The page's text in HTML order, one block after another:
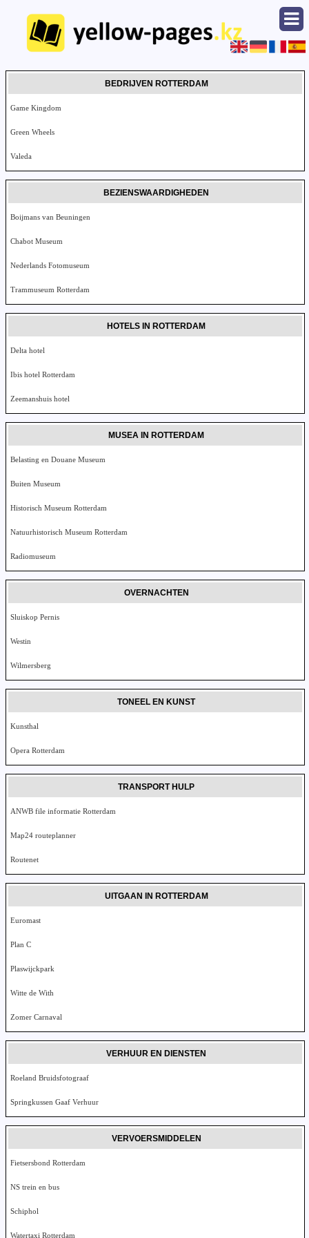
BEDRIJVEN ROTTERDAM
Game Kingdom
Green Wheels
Valeda
BEZIENSWAARDIGHEDEN
Boijmans van Beuningen
Chabot Museum
Nederlands Fotomuseum
Trammuseum Rotterdam
HOTELS IN ROTTERDAM
Delta hotel
Ibis hotel Rotterdam
Zeemanshuis hotel
MUSEA IN ROTTERDAM
Belasting en Douane Museum
Buiten Museum
Historisch Museum Rotterdam
Natuurhistorisch Museum Rotterdam
Radiomuseum
OVERNACHTEN
Sluiskop Pernis
Westin
Wilmersberg
TONEEL EN KUNST
Kunsthal
Opera Rotterdam
TRANSPORT HULP
ANWB file informatie Rotterdam
Map24 routeplanner
Routenet
UITGAAN IN ROTTERDAM
Euromast
Plan C
Plaswijckpark
Witte de With
Zomer Carnaval
VERHUUR EN DIENSTEN
Roeland Bruidsfotograaf
Springkussen Gaaf Verhuur
VERVOERSMIDDELEN
Fietsersbond Rotterdam
NS trein en bus
Schiphol
Watertaxi Rotterdam